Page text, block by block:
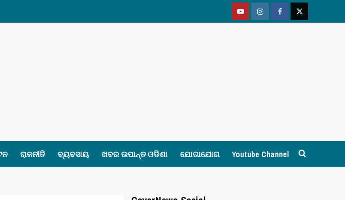
YoutubeVimeoFacebookTwitter
ରାଜନୀତି ବ୍ୟବସାୟ ଖବର ଉପାନ୍ତ ଓଡିଶା ଯୋଗାଯୋଗ Youtube Channel